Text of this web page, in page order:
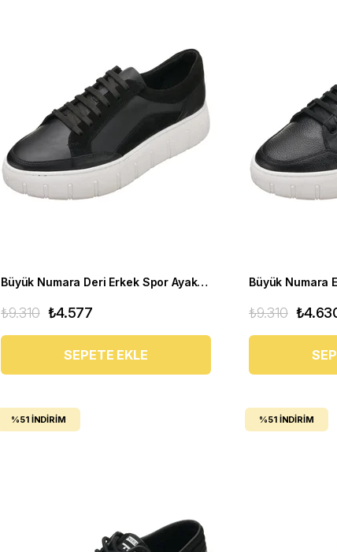
Büyük Numara Deri Erkek Spor Ayakkabı - CK02 Siyah
₺4.577
₺9.310
SEPETE EKLE
₺9.310
%51 İNDIRIM %51 İNDIRIM